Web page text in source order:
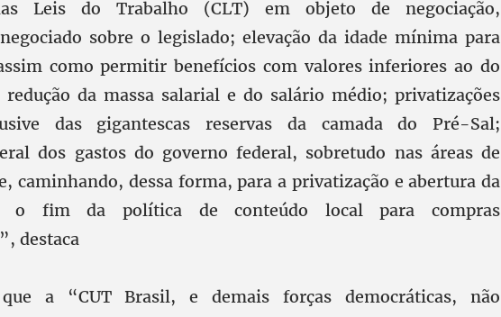
Leis do Trabalho (CLT) em objeto de negociação,
sobre o legislado; elevação da idade mínima para
como permitir benefícios com valores inferiores ao do
da massa salarial e do salário médio; privatizações
das gigantescas reservas da camada do Pré-Sal;
dos gastos do governo federal, sobretudo nas áreas de
caminhando, dessa forma, para a privatização e abertura da
o fim da política de conteúdo local para compras
destaca
a “CUT Brasil, e demais forças democráticas, não